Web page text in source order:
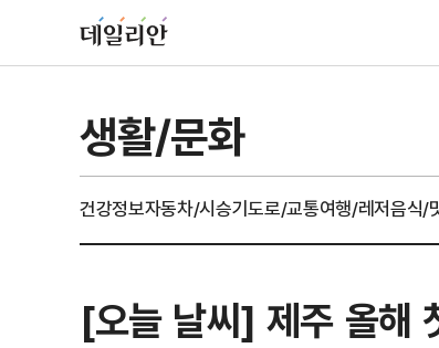
생활/문화
건강정보자동차/시승기도로/교통여행/레저음식/
[오늘 날씨] 제주 올해